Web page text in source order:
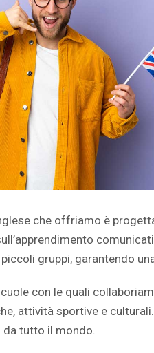
che offriamo è
gruppi, garantendo
con le quali
attività sportive e
tutto il mondo.